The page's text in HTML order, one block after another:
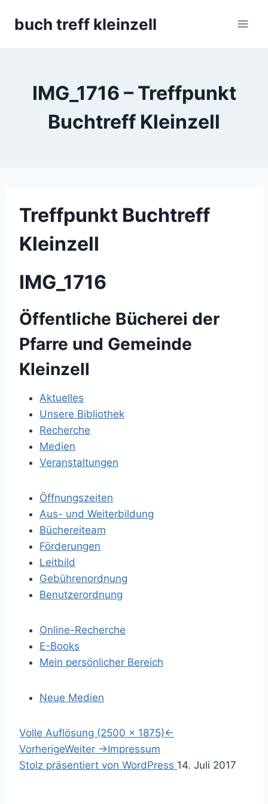
buch treff kleinzell
IMG_1716 – Treffpunkt
Buchtreff Kleinzell
Treffpunkt Buchtreff
Kleinzell
IMG_1716
Öffentliche Bücherei der
Pfarre und Gemeinde
Kleinzell
Aktuelles
Unsere Bibliothek
Recherche
Medien
Veranstaltungen
Öffnungszeiten
Aus- und Weiterbildung
Büchereiteam
Förderungen
Leitbild
Gebührenordnung
Benutzerordnung
Online-Recherche
E-Books
Mein persönlicher Bereich
Neue Medien
S
p
r
Volle Auflösung (2500 × 1875)←
VorherigeWeiter →Impressum
Stolz präsentiert von WordPress S
14. Juli 2017